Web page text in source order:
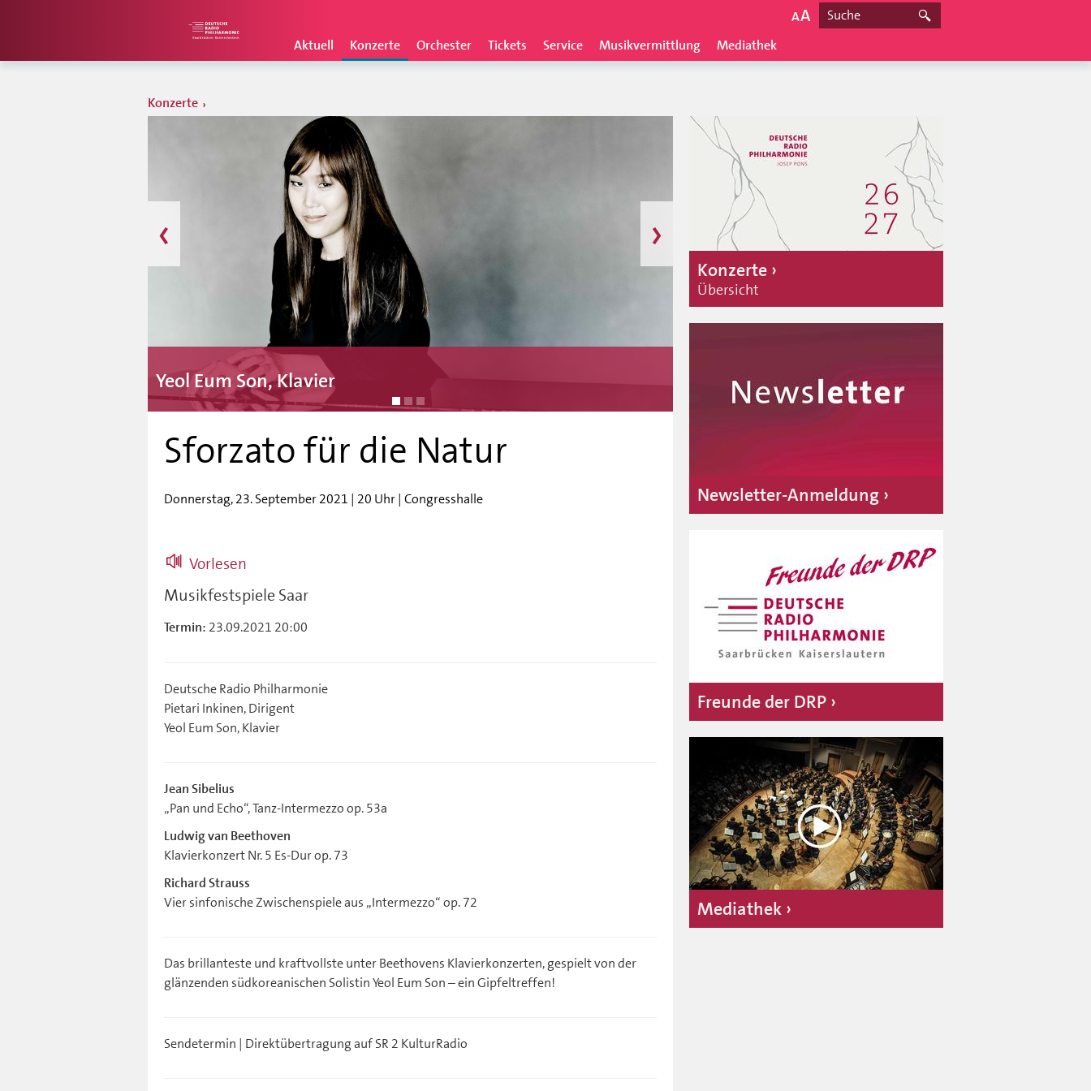
Aktuell Konzerte Orchester Tickets Service Musikvermittlung Mediathek
Konzerte
‹ ›
Yeol Eum Son, Klavier Pietari Inkinen
Sforzato für die Natur
Donnerstag, 23. September 2021 | 20 Uhr | Congresshalle
Vorlesen
Musikfestspiele Saar
Termin: 23.09.2021 20:00
Deutsche Radio Philharmonie
Pietari Inkinen, Dirigent
Yeol Eum Son, Klavier
Jean Sibelius
„Pan und Echo“, Tanz-Intermezzo op. 53a
Ludwig van Beethoven
Klavierkonzert Nr. 5 Es-Dur op. 73
Richard Strauss
Vier sinfonische Zwischenspiele aus „Intermezzo“ op. 72
Das brillanteste und kraftvollste unter Beethovens Klavierkonzerten, gespielt von der
glänzenden südkoreanischen Solistin Yeol Eum Son – ein Gipfeltreffen!
Sendetermin | Direktübertragung auf SR 2 KulturRadio
Konzerte
Übersicht
Newsletter-Anmeldung
Freunde der DRP
Mediathek